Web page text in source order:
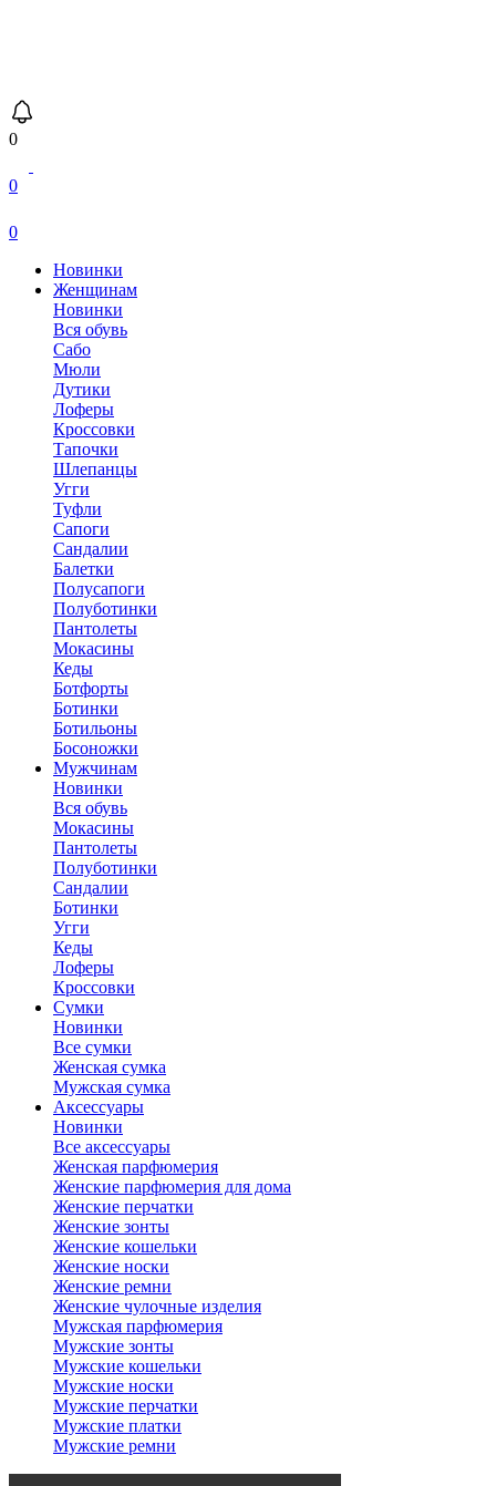
0
0
0
Новинки
Женщинам
Новинки
Вся обувь
Сабо
Мюли
Дутики
Лоферы
Кроссовки
Тапочки
Шлепанцы
Угги
Туфли
Сапоги
Сандалии
Балетки
Полусапоги
Полуботинки
Пантолеты
Мокасины
Кеды
Ботфорты
Ботинки
Ботильоны
Босоножки
Мужчинам
Новинки
Вся обувь
Мокасины
Пантолеты
Полуботинки
Сандалии
Ботинки
Угги
Кеды
Лоферы
Кроссовки
Сумки
Новинки
Все сумки
Женская сумка
Мужская сумка
Аксессуары
Новинки
Все аксессуары
Женская парфюмерия
Женские парфюмерия для дома
Женские перчатки
Женские зонты
Женские кошельки
Женские носки
Женские ремни
Женские чулочные изделия
Мужская парфюмерия
Мужские зонты
Мужские кошельки
Мужские носки
Мужские перчатки
Мужские платки
Мужские ремни